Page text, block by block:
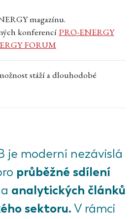
magazínu.
konferencí PRO-ENERGY
FORUM
stáží a dlouhodobé
je moderní nezávislá
průběžné sdílení
analytických článků
sektoru. V rámci